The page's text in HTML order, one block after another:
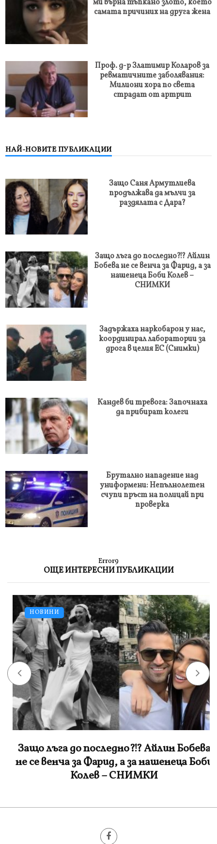
ми върна тъпкано злото, което
самата причиних на друга жена
Проф. д-р Златимир Коларов за
ревматичните заболявания:
Милиони хора по света
страдат от артрит
НАЙ-НОВИТЕ ПУБЛИКАЦИИ
Защо Саня Армутлиева
продължава да мълчи за
раздялата с Дара?
Защо лъга до последно?!? Айлин
Бобева не се венча за Фарид, а за
нашенеца Боби Колев –
СНИМКИ
Задържаха наркобарон у нас,
координирал лаборатории за
дрога в целия ЕС (Снимки)
Кандев би тревога: Започнаха
да прибират колеги
Брутално нападение над
униформени: Непълнолетен
счупи пръст на полицай при
проверка
Error9
ОЩЕ ИНТЕРЕСНИ ПУБЛИКАЦИИ
НОВИНИ
Защо лъга до последно?!? Айлин Бобева
не се венча за Фарид, а за нашенеца Боби
Колев – СНИМКИ